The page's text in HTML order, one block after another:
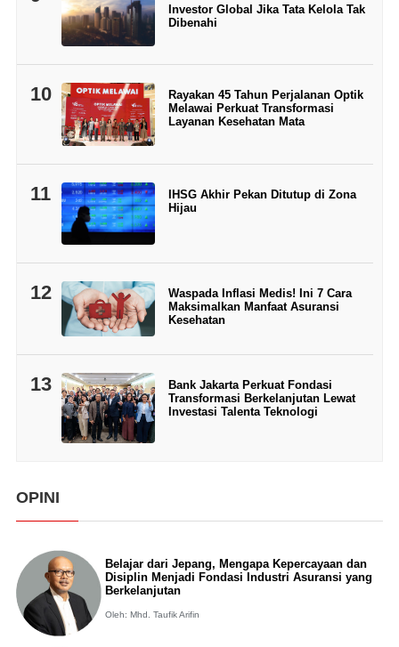
Investor Global Jika Tata Kelola Tak
Dibenahi
10
Rayakan 45 Tahun Perjalanan Optik
Melawai Perkuat Transformasi
Layanan Kesehatan Mata
11
IHSG Akhir Pekan Ditutup di Zona
Hijau
12
Waspada Inflasi Medis! Ini 7 Cara
Maksimalkan Manfaat Asuransi
Kesehatan
13
Bank Jakarta Perkuat Fondasi
Transformasi Berkelanjutan Lewat
Investasi Talenta Teknologi
OPINI
Belajar dari Jepang, Mengapa Kepercayaan dan
Disiplin Menjadi Fondasi Industri Asuransi yang
Berkelanjutan
Oleh: Mhd. Taufik Arifin